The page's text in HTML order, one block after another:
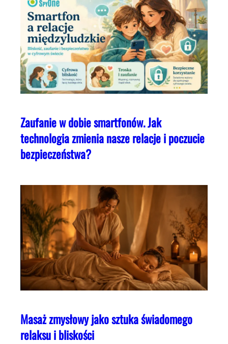
Zaufanie w dobie smartfonów. Jak
technologia zmienia nasze relacje i poczucie
bezpieczeństwa?
Masaż zmysłowy jako sztuka świadomego
relaksu i bliskości